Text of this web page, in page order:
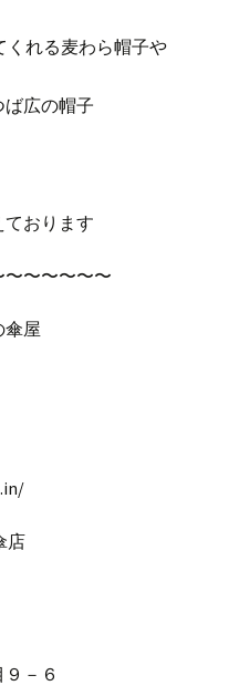
くれる麦わら帽子や
広の帽子
おります
〜〜〜〜〜
傘屋
店
－６